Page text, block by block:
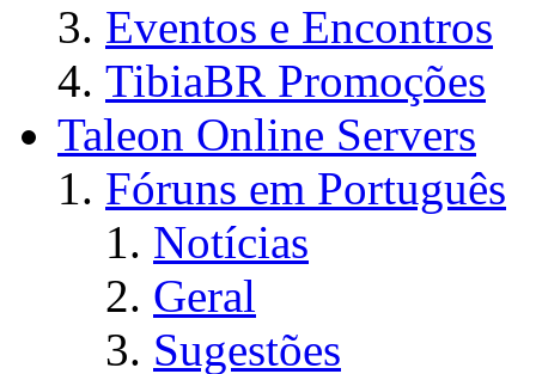
Eventos e Encontros
TibiaBR Promoções
Taleon Online Servers
Fóruns em Português
Notícias
Geral
Sugestões